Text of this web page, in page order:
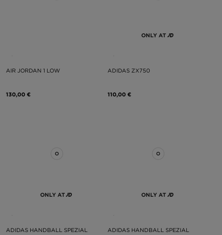
AIR JORDAN 1 LOW
130,00 €
ONLY AT
ADIDAS ZX750
110,00 €
ONLY AT
ADIDAS HANDBALL SPEZIAL
ONLY AT
ADIDAS HANDBALL SPEZIAL